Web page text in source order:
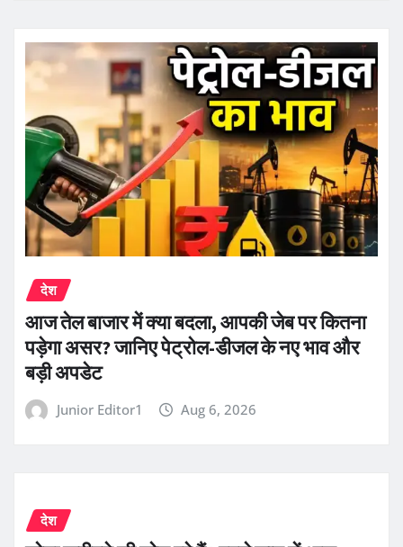
देश
आज तेल बाजार में क्या बदला, आपकी जेब पर कितना
पड़ेगा असर? जानिए पेट्रोल-डीजल के नए भाव और
बड़ी अपडेट
Junior Editor1 Aug 6, 2026
देश